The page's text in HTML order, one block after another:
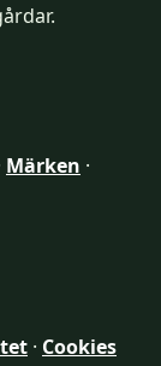
Märken ·
· Cookies